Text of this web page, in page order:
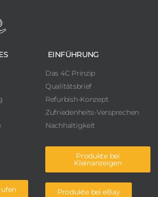
EINFÜHRUNG
Das 4C Prinzip
Qualitätsbrief
Refurbish-Konzept
Zufriedenheits-Versprechen
Nachhaltigkeit
Produkte bei
Kleinanzeigen
Produkte bei eBay